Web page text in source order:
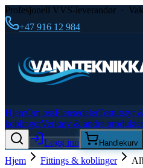
Profesjonell VVS-leverandør ·
+47 916 12 984
HjemOm ossFlensedelerTestutstyr
koblingerVerktøy & andre produkter
Logg inn
Handlekurv
Hjem Fittings & koblinger